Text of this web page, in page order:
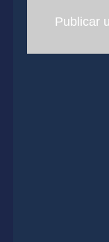
Publicar